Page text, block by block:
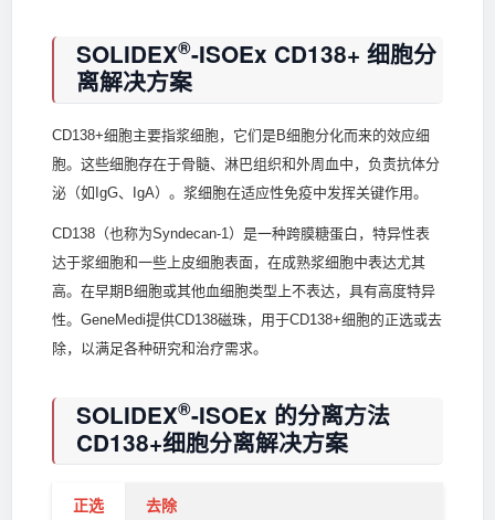
SOLIDEX®-ISOEx CD138+ 细胞分
离解决方案
CD138+细胞主要指浆细胞，它们是B细胞分化而来的效应细
胞。这些细胞存在于骨髓、淋巴组织和外周血中，负责抗体分
泌（如IgG、IgA）。浆细胞在适应性免疫中发挥关键作用。
CD138（也称为Syndecan-1）是一种跨膜糖蛋白，特异性表
达于浆细胞和一些上皮细胞表面，在成熟浆细胞中表达尤其
高。在早期B细胞或其他血细胞类型上不表达，具有高度特异
性。GeneMedi提供CD138磁珠，用于CD138+细胞的正选或去
除，以满足各种研究和治疗需求。
SOLIDEX®-ISOEx 的分离方法
CD138+细胞分离解决方案
正选 去除